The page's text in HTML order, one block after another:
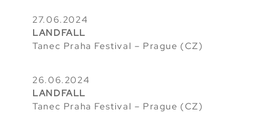
27.06.2024
LANDFALL
Tanec Praha Festival – Prague (CZ)
26.06.2024
LANDFALL
Tanec Praha Festival – Prague (CZ)